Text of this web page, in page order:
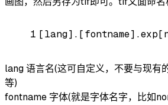
1
lang 语言名(这可自定义，不要与现有
等)
fontname 字体(就是字体名字，比如